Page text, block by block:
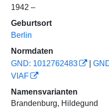
1942 –
Geburtsort
Berlin
Normdaten
GND: 1012762483
VIAF
Namensvarianten
Brandenburg, Hildegund